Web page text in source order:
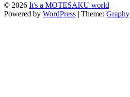
© 2026 It's a MOTESAKU world
Powered by WordPress | Theme: Graphy